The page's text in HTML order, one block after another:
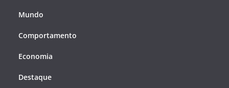
Mundo
Comportamento
Economia
Destaque